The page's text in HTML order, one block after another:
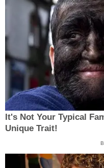
It's Not Your Typical
Unique Trait!